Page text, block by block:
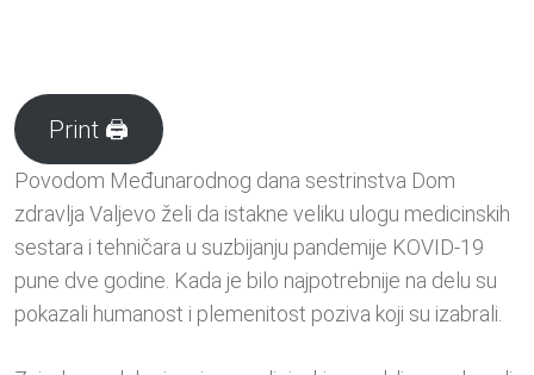
Print 🖨
Povodom Međunarodnog dana sestrinstva Dom
zdravlja Valjevo želi da istakne veliku ulogu medicinskih
sestara i tehničara u suzbijanju pandemije KOVID-19
pune dve godine. Kada je bilo najpotrebnije na delu su
pokazali humanost i plemenitost poziva koji su izabrali.